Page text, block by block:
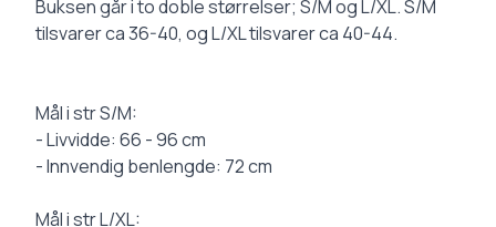
Buksen går i to doble størrelser; S/M og L/XL. S/M
tilsvarer ca 36-40, og L/XL tilsvarer ca 40-44.
Mål i str S/M:
- Livvidde: 66 - 96 cm
- Innvendig benlengde: 72 cm
Mål i str L/XL: